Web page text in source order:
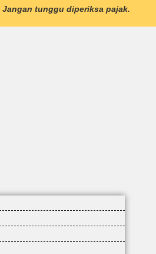
Jangan tunggu diperiksa pajak.